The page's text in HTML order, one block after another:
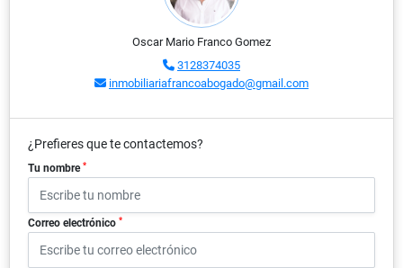
Oscar Mario Franco Gomez
3128374035
inmobiliariafrancoabogado@gmail.com
¿Prefieres que te contactemos?
Tu nombre *
Correo electrónico *